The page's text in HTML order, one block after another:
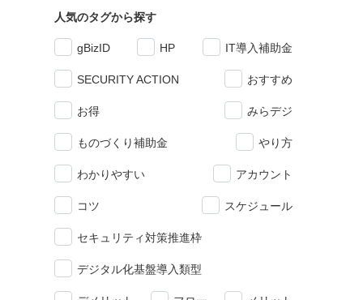
人気のタグから探す
gBizID HP IT導入補助金
SECURITY ACTION おすすめ
お得 みらデジ
ものづくり補助金 やり方
わかりやすい アカウント
コツ スケジュール
セキュリティ対策推進枠
デジタル化基盤導入類型